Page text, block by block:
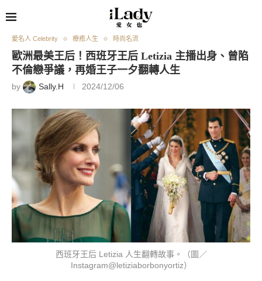
愛名人 Celebrity 療癒人生 時尚名流
歐洲最美王后！西班牙王后 Letizia 主播出身、曾陷
不倫戀爭議，再婚王子一夕翻轉人生
by Sally.H 2024/12/06
西班牙王后 Letizia 人生翻轉故事。（圖／
Instagram@letiziaborbonyortiz）